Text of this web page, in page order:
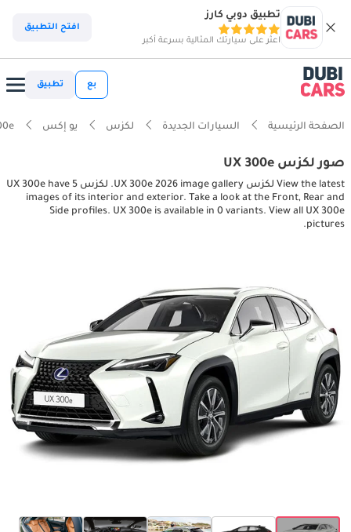
تطبيق دوبي كارز
اعثر على سيارتك المثالية بسرعة أكبر
افتح التطبيق
بع تطبيق
الصفحة الرئيسية السيارات الجديدة لكزس يو إكس
صور لكزس UX 300e
View the latest لكزس UX 300e 2026 image gallery. لكزس UX 300e have 5
images of its interior and exterior. Take a look at the Front, Rear and
Side profiles. UX 300e is available in 0 variants. View all UX 300e
pictures.